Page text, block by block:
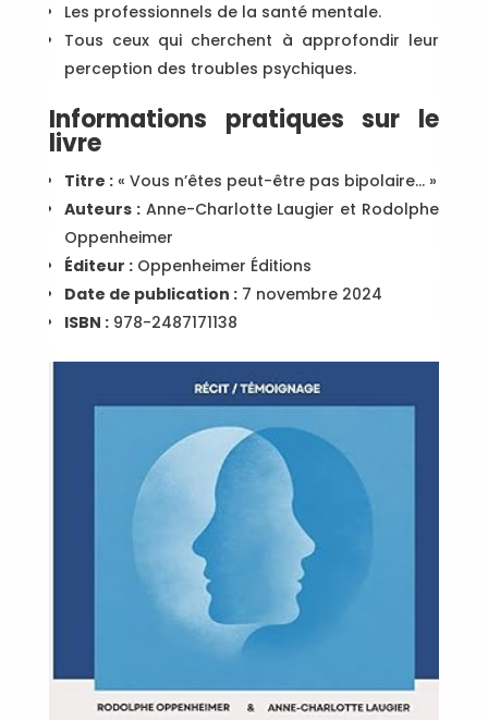
Les professionnels de la santé mentale.
Tous ceux qui cherchent à approfondir leur
perception des troubles psychiques.
Informations pratiques sur le
livre
Titre :« Vous n’êtes peut-être pas bipolaire… »
Auteurs :Anne-Charlotte Laugier et Rodolphe
Oppenheimer
Éditeur :Oppenheimer Éditions
Date de publication :7 novembre 2024
ISBN :978-2487171138